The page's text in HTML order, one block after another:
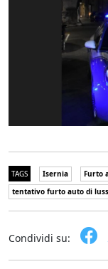
TAGS Isernia Furto
tentativo furto auto di
Condividi su: